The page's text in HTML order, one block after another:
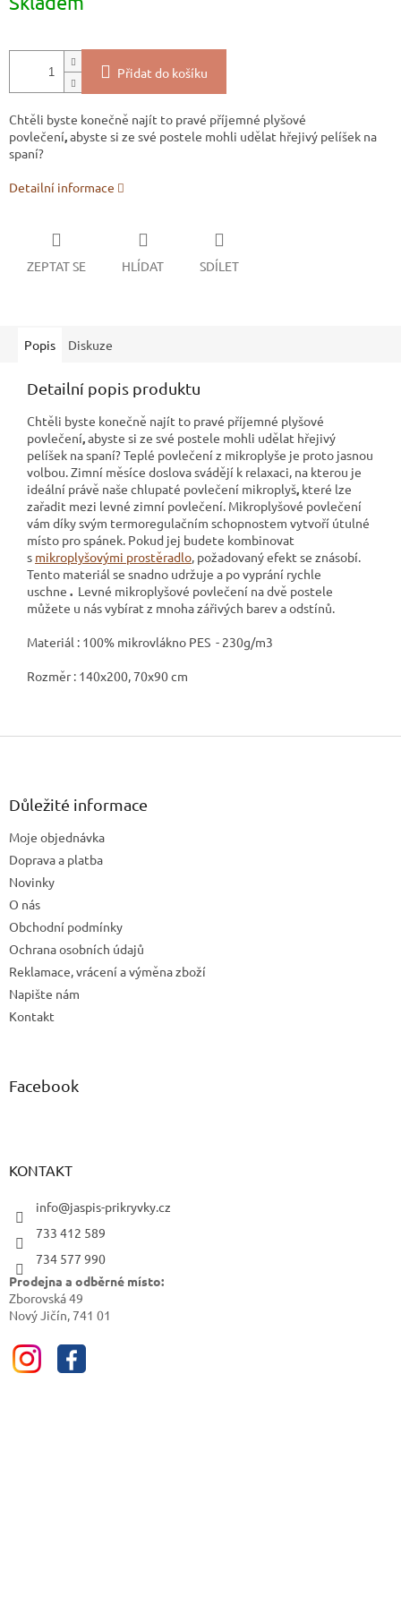
cena:
Přidat do košíku
Chtěli byste konečně najít to pravé příjemné plyšové
povlečení,abyste si ze své postele mohli udělat hřejivý pelíšek na
spaní?
Detailní informace
ZEPTAT SE HLÍDAT SDÍLET
Popis Diskuze
Detailní popis produktu
Chtěli byste konečně najít to pravé příjemné plyšové
povlečení,abyste si ze své postele mohli udělat hřejivý
pelíšek na spaní? Teplé povlečení z mikroplyše je proto jasnou
volbou. Zimní měsíce doslova svádějí k relaxaci, na kterou je
ideální právě naše chlupaté povlečení mikroplyš, které lze
zařadit mezi levné zimní povlečení. Mikroplyšové povlečení
vám díky svým termoregulačním schopnostem vytvoří útulné
místo pro spánek. Pokud jej budete kombinovat
s mikroplyšovými prostěradlo, požadovaný efekt se znásobí.
Tento materiál se snadno udržuje a po vyprání rychle
uschne . Levné mikroplyšové povlečení na dvě postele
můžete u nás vybírat z mnoha zářivých barev a odstínů.
Materiál : 100% mikrovlákno PES - 230g/m3
Rozměr : 140x200, 70x90 cm
Z
Důležité informace
Moje objednávka
Doprava a platba
Novinky
O nás
Obchodní podmínky
Ochrana osobních údajů
Reklamace, vrácení a výměna zboží
Napište nám
Kontakt
Facebook
KONTAKT
info@jaspis-prikryvky.cz
733 412 589
734 577 990
Prodejna a odběrné místo:
Zborovská 49
Nový Jičín, 741 01